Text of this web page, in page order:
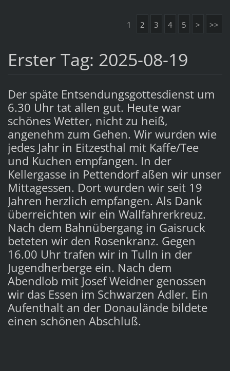
1 2 3 4 5 > >>
Erster Tag: 2025-08-19
Der späte Entsendungsgottesdienst um
6.30 Uhr tat allen gut. Heute war
schönes Wetter, nicht zu heiß,
angenehm zum Gehen. Wir wurden wie
jedes Jahr in Eitzesthal mit Kaffe/Tee
und Kuchen empfangen. In der
Kellergasse in Pettendorf aßen wir unser
Mittagessen. Dort wurden wir seit 19
Jahren herzlich empfangen. Als Dank
überreichten wir ein Wallfahrerkreuz.
Nach dem Bahnübergang in Gaisruck
beteten wir den Rosenkranz. Gegen
16.00 Uhr trafen wir in Tulln in der
Jugendherberge ein. Nach dem
Abendlob mit Josef Weidner genossen
wir das Essen im Schwarzen Adler. Ein
Aufenthalt an der Donaulände bildete
einen schönen Abschluß.